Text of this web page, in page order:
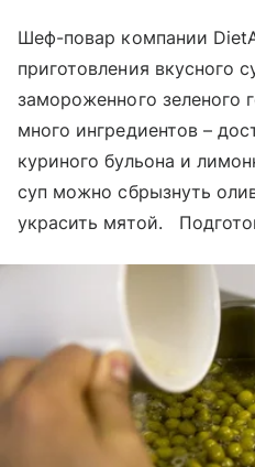
Шеф-повар компании
приготовления вкусного
замороженного зеленого
много ингредиентов –
куриного бульона и
суп можно сбрызнуть
украсить мятой.